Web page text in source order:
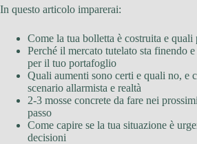
In questo articolo imparerai:
Come la tua bolletta è costruita e quali
Perché il mercato tutelato sta finendo
per il tuo portafoglio
Quali aumenti sono certi e quali no, e
scenario allarmista e realtà
2-3 mosse concrete da fare nei
passo
Come capire se la tua situazione è
decisioni